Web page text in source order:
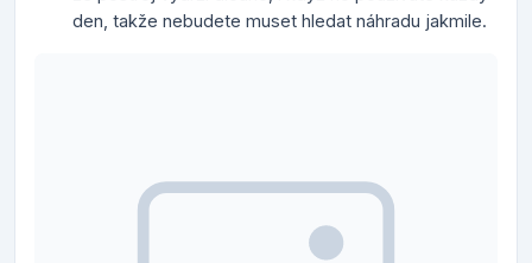
den, takže nebudete muset hledat náhradu jakmile.